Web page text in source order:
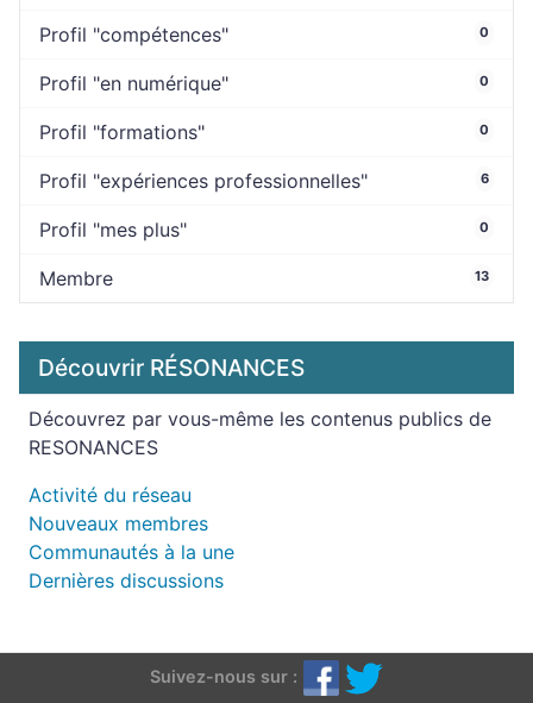
Profil "compétences" 0
Profil "en numérique" 0
Profil "formations" 0
Profil "expériences professionnelles" 6
Profil "mes plus" 0
Membre 13
Découvrir RÉSONANCES
Découvrez par vous-même les contenus publics de
RESONANCES
Activité du réseau
Nouveaux membres
Communautés à la une
Dernières discussions
Suivez-nous sur :